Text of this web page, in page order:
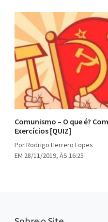
Comunismo – O que é?
Exercícios [QUIZ]
Por Rodrigo Herrero Lopes
EM 28/11/2019, ÀS 16:25